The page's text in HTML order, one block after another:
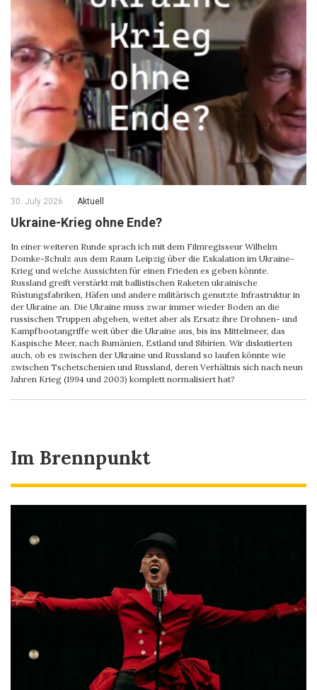
30. July 2026 Aktuell
Ukraine-Krieg ohne Ende?
In einer weiteren Runde sprach ich mit dem Filmregisseur Wilhelm
Domke-Schulz aus dem Raum Leipzig über die Eskalation im Ukraine-
Krieg und welche Aussichten für einen Frieden es geben könnte.
Russland greift verstärkt mit ballistischen Raketen ukrainische
Rüstungsfabriken, Häfen und andere militärisch genutzte Infrastruktur in
der Ukraine an. Die Ukraine muss zwar immer wieder Boden an die
russischen Truppen abgeben, weitet aber als Ersatz ihre Drohnen- und
Kampfbootangriffe weit über die Ukraine aus, bis ins Mittelmeer, das
Kaspische Meer, nach Rumänien, Estland und Sibirien. Wir diskutierten
auch, ob es zwischen der Ukraine und Russland so laufen könnte wie
zwischen Tschetschenien und Russland, deren Verhältnis sich nach neun
Jahren Krieg (1994 und 2003) komplett normalisiert hat?
Im Brennpunkt